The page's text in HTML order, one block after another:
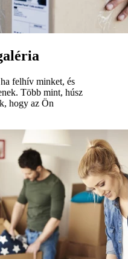
felhív minket, és
Több mint, húsz
hogy az Ön